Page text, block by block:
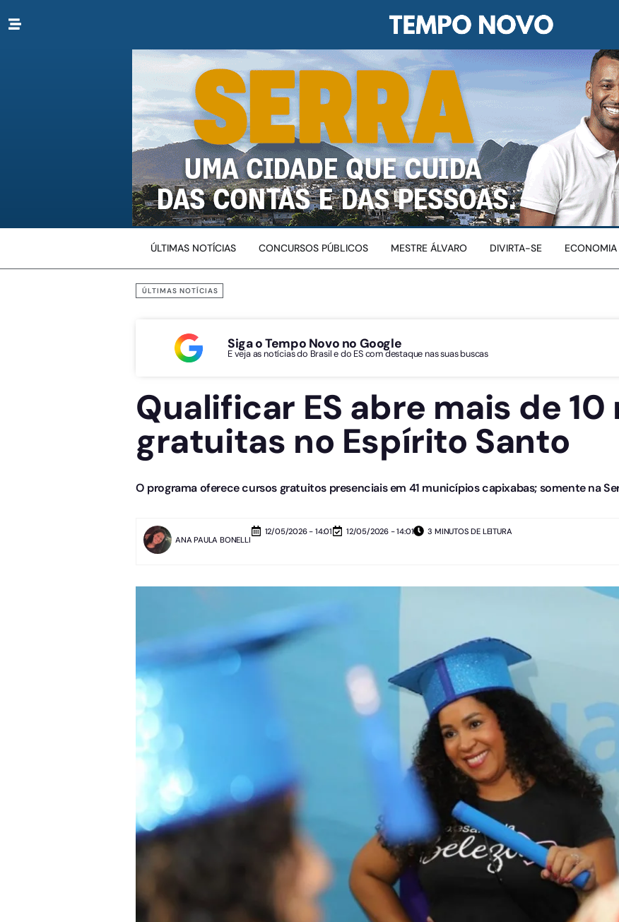
ÚLTIMAS NOTÍCIAS CONCURSOS PÚBLICOS MESTRE ÁLVARO DIVIRTA-SE ECONOMIA
ÚLTIMAS NOTÍCIAS
Siga o Tempo Novo no Google
E veja as notícias do Brasil e do ES com destaque nas suas buscas
Qualificar ES abre mais de 10
gratuitas no Espírito Santo
O programa oferece cursos gratuitos presenciais em 41 municípios capixabas; somente na
ANA PAULA BONELLI
12/05/2026 - 14:01 12/05/2026 - 14:01 3 MINUTOS DE LEITURA